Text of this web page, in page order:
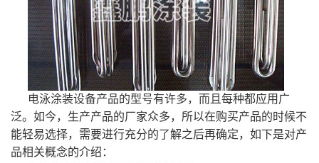
电泳涂装设备产品的型号有许多，而且每种都应用广
泛。如今，生产产品的厂家众多，所以在购买产品的时候不
能轻易选择，需要进行充分的了解之后再确定，如下是对产
品相关概念的介绍：